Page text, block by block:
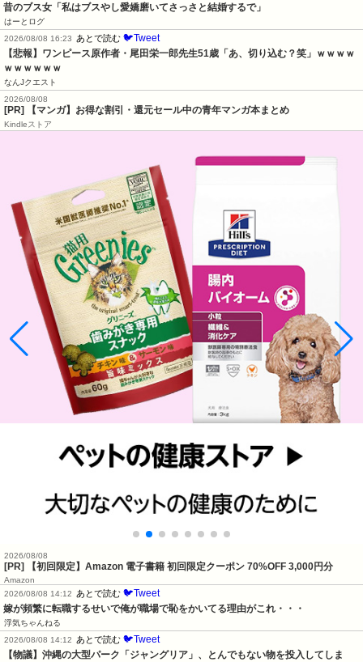
昔のブス女「私はブスやし愛嬌磨いてさっさと結婚するで」
はーとログ
2026/08/08 16:23
あとで読む 🐦Tweet
【悲報】ワンピース原作者・尾田栄一郎先生51歳「あ、切り込む？笑」ｗｗｗｗ
ｗｗｗｗｗｗ
なんJクエスト
2026/08/08
[PR] 【マンガ】お得な割引・還元セール中の青年マンガ本まとめ
Kindleストア
2026/08/08
[PR] 【初回限定】Amazon 電子書籍 初回限定クーポン 70%OFF 3,000円分
Amazon
2026/08/08 14:12
あとで読む 🐦Tweet
嫁が頻繁に転職するせいで俺が職場で恥をかいてる理由がこれ・・・
浮気ちゃんねる
2026/08/08 14:12
あとで読む 🐦Tweet
【物議】沖縄の大型パーク「ジャングリア」、とんでもない物を投入してしま